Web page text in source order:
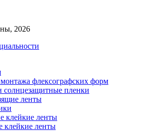
2026
флексографских форм
солнцезащитные пленки
ленты
клейкие ленты
клейкие ленты